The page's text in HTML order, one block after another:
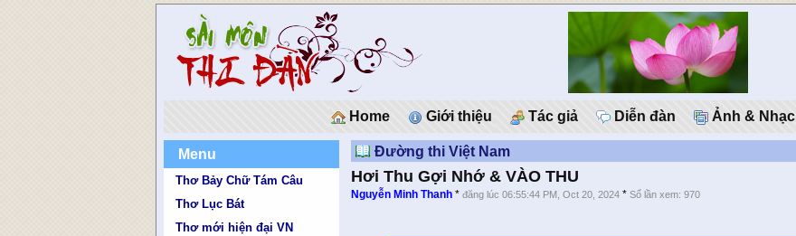
Home Giới thiệu Tác giả Diễn đàn Ảnh & Nhạc
Menu
Thơ Bảy Chữ Tám Câu
Thơ Lục Bát
Thơ mới hiện đại VN
Đường thi Việt Nam
Hơi Thu Gợi Nhớ & VÀO THU
Nguyễn Minh Thanh *đăng lúc 06:55:44 PM, Oct 20, 2024 *Số lần xem: 970